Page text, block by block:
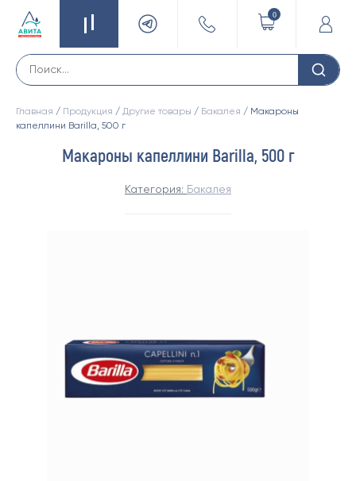
0
Главная / Продукция / Другие товары / Бакалея / Макароны
капеллини Barilla, 500 г
Макароны капеллини Barilla, 500 г
Категория: Бакалея